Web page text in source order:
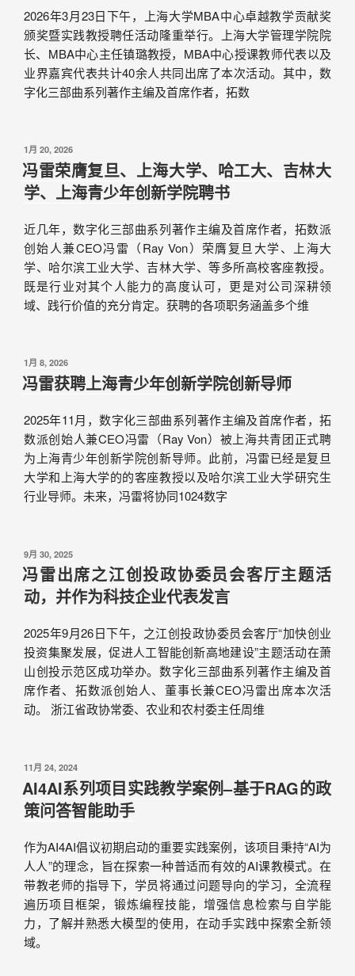
2026年3月23日下午，上海大学MBA中心卓越教学贡献奖
颁奖暨实践教授聘任活动隆重举行。上海大学管理学院院
长、MBA中心主任镇璐教授，MBA中心授课教师代表以及
业界嘉宾代表共计40余人共同出席了本次活动。其中，数
字化三部曲系列著作主编及首席作者，拓数
1月 20, 2026
冯雷荣膺复旦、上海大学、哈工大、吉林大
学、上海青少年创新学院聘书
近几年，数字化三部曲系列著作主编及首席作者，拓数派
创始人兼CEO冯雷（Ray Von）荣膺复旦大学、上海大
学、哈尔滨工业大学、吉林大学、等多所高校客座教授。
既是行业对其个人能力的高度认可，更是对公司深耕领
域、践行价值的充分肯定。获聘的各项职务涵盖多个维
1月 8, 2026
冯雷获聘上海青少年创新学院创新导师
2025年11月，数字化三部曲系列著作主编及首席作者，拓
数派创始人兼CEO冯雷（Ray Von）被上海共青团正式聘
为上海青少年创新学院创新导师。此前，冯雷已经是复旦
大学和上海大学的的客座教授以及哈尔滨工业大学研究生
行业导师。未来，冯雷将协同1024数字
9月 30, 2025
冯雷出席之江创投政协委员会客厅主题活
动，并作为科技企业代表发言
2025年9月26日下午，之江创投政协委员会客厅“加快创业
投资集聚发展，促进人工智能创新高地建设”主题活动在萧
山创投示范区成功举办。数字化三部曲系列著作主编及首
席作者、拓数派创始人、董事长兼CEO冯雷出席本次活
动。 浙江省政协常委、农业和农村委主任周维
11月 24, 2024
AI4AI系列项目实践教学案例–基于RAG的政
策问答智能助手
作为AI4AI倡议初期启动的重要实践案例，该项目秉持“AI为
人人”的理念，旨在探索一种普适而有效的AI课教模式。在
带教老师的指导下，学员将通过问题导向的学习，全流程
遍历项目框架，锻炼编程技能，增强信息检索与自学能
力，了解并熟悉大模型的使用，在动手实践中探索全新领
域。